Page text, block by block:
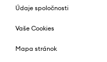
Údaje spoločnosti
Vaše Cookies
Mapa stránok